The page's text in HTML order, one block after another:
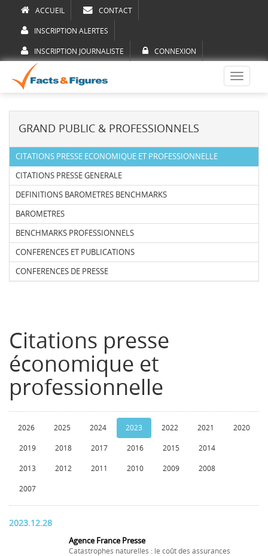
ACCUEIL CONTACT
INSCRIPTION ALERTES
INSCRIPTION JOURNALISTE CONNEXION
Toggle
GRAND PUBLIC & PROFESSIONNELS
CITATIONS PRESSE ECONOMIQUE ET PROFESSIONNELLE
CITATIONS PRESSE GENERALE
DEFINITIONS BAROMETRES BENCHMARKS
BAROMETRES
BENCHMARKS PROFESSIONNELS
CONFERENCES ET PUBLICATIONS
CONFERENCES DE PRESSE
Citations presse
économique et
professionnelle
2026 2025 2024 2023 2022 2021 2020
2019 2018 2017 2016 2015 2014
2013 2012 2011 2010 2009 2008
2007
2023.12.28
Agence France Presse
Catastrophes naturelles : le coût des assurances